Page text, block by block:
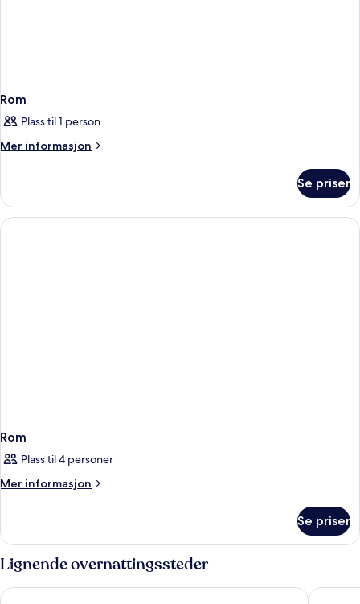
Rom
Plass til 1 person
Mer informasjon
Mer
Se priser
Rom
Plass til 4 personer
Mer informasjon
Mer
Se priser
Lignende overnattingssteder
Hotel Henri NY NEW